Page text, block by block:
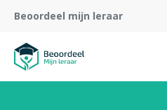
Beoordeel mijn leraar